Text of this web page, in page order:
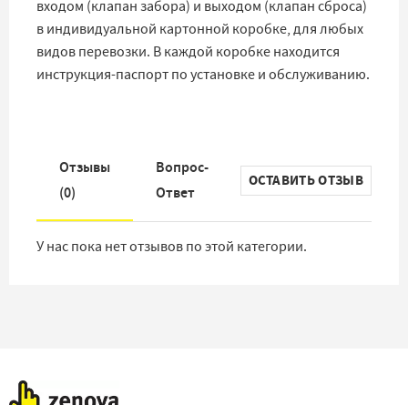
входом (клапан забора) и выходом (клапан сброса)
в индивидуальной картонной коробке, для любых
видов перевозки. В каждой коробке находится
инструкция-паспорт по установке и обслуживанию.
Отзывы
(0)
Вопрос-
Ответ
ОСТАВИТЬ ОТЗЫВ
У нас пока нет отзывов по этой категории.